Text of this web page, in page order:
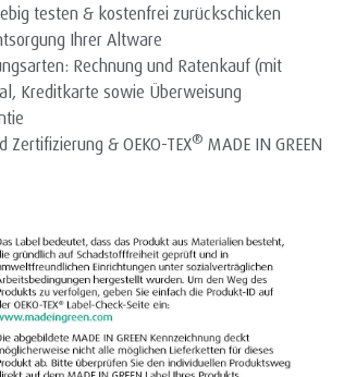
testen & kostenfrei zurückschicken
Ihrer Altware
Rechnung und Ratenkauf (mit
Kreditkarte sowie Überweisung
Zertifizierung & OEKO-TEX® MADE IN GREEN